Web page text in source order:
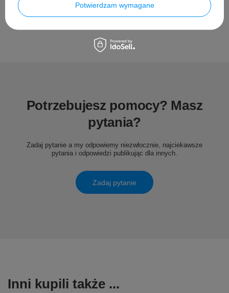
Potrzebujesz pomocy? Masz
pytania?
Zadaj pytanie a my odpowiemy niezwłocznie, najciekawsze
pytania i odpowiedzi publikując dla innych.
Zadaj pytanie
Inni kupili także ...
Potwierdzam wymagane